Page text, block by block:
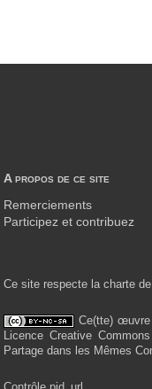
A propos de ce site
Remerciements
Participez et contribuez
Ce site respecte la charte
Ce(tte)
Licence Creative
Partage dans les Mêmes